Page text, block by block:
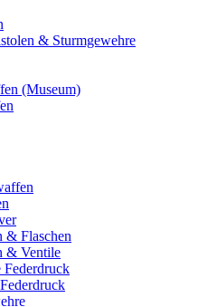
& Sturmgewehre
(Museum)
& Flaschen
& Ventile